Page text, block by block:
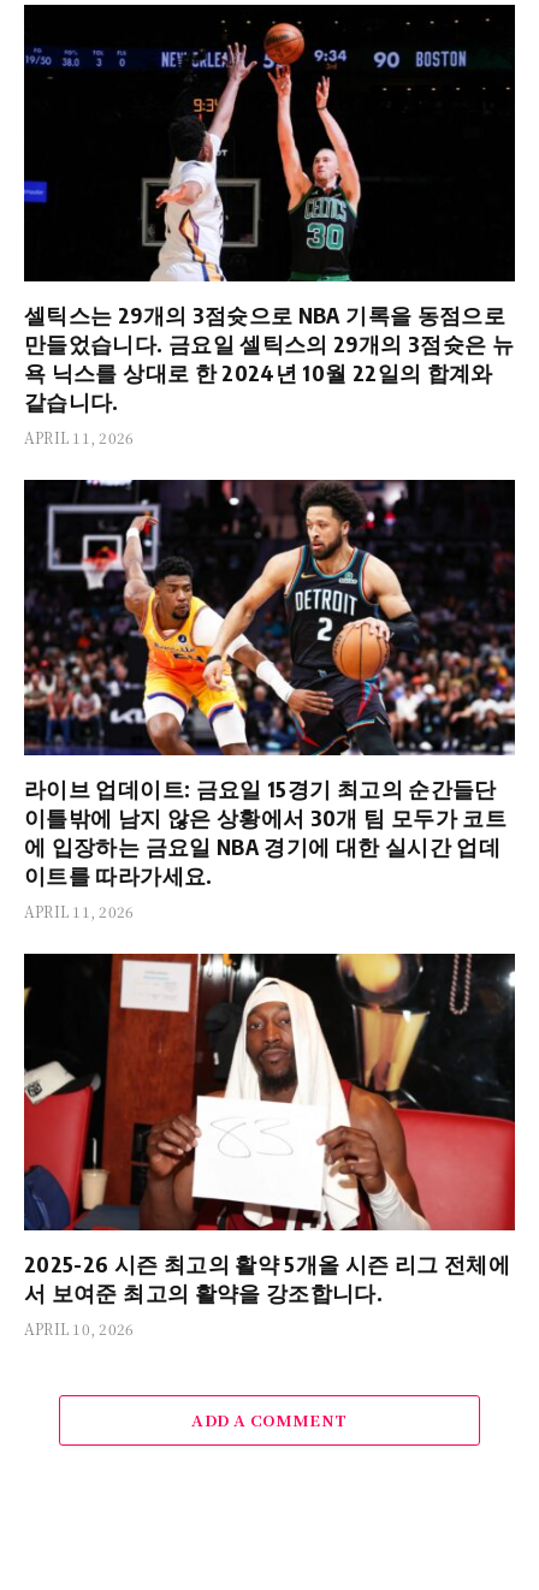
셀틱스는 29개의 3점슛으로 NBA 기록을 동점으로
만들었습니다. 금요일 셀틱스의 29개의 3점슛은 뉴
욕 닉스를 상대로 한 2024년 10월 22일의 합계와
같습니다.
APRIL 11, 2026
라이브 업데이트: 금요일 15경기 최고의 순간들단
이틀밖에 남지 않은 상황에서 30개 팀 모두가 코트
에 입장하는 금요일 NBA 경기에 대한 실시간 업데
이트를 따라가세요.
APRIL 11, 2026
2025-26 시즌 최고의 활약 5개올 시즌 리그 전체에
서 보여준 최고의 활약을 강조합니다.
APRIL 10, 2026
ADD A COMMENT